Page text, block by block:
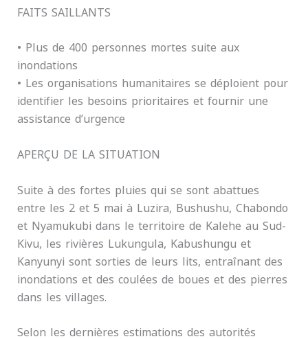
FAITS SAILLANTS
• Plus de 400 personnes mortes suite aux
inondations
• Les organisations humanitaires se déploient pour
identifier les besoins prioritaires et fournir une
assistance d’urgence
APERÇU DE LA SITUATION
Suite à des fortes pluies qui se sont abattues
entre les 2 et 5 mai à Luzira, Bushushu, Chabondo
et Nyamukubi dans le territoire de Kalehe au Sud-
Kivu, les rivières Lukungula, Kabushungu et
Kanyunyi sont sorties de leurs lits, entraînant des
inondations et des coulées de boues et des pierres
dans les villages.
Selon les dernières estimations des autorités